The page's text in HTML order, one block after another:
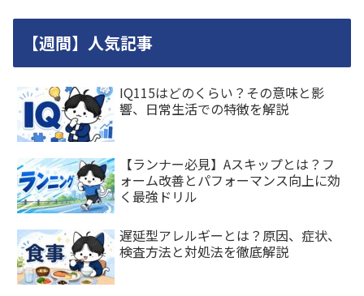
【週間】人気記事
IQ115はどのくらい？その意味と影
響、日常生活での特徴を解説
【ランナー必見】Aスキップとは？フ
ォーム改善とパフォーマンス向上に効
く最強ドリル
遅延型アレルギーとは？原因、症状、
検査方法と対処法を徹底解説